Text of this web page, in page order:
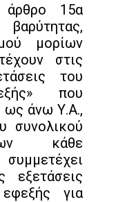
15α
μορίων
στις
του
που
ως άνω Υ.Α.,
συνολικού
κάθε
εξετάσεις
για